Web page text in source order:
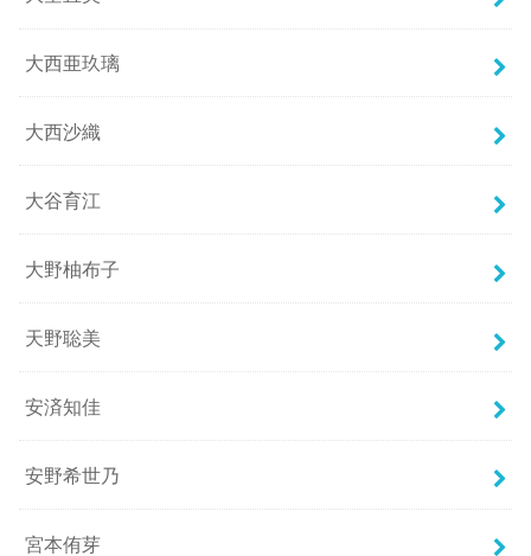
大西亜玖璃
大西沙織
大谷育江
大野柚布子
天野聡美
安済知佳
安野希世乃
宮本侑芽